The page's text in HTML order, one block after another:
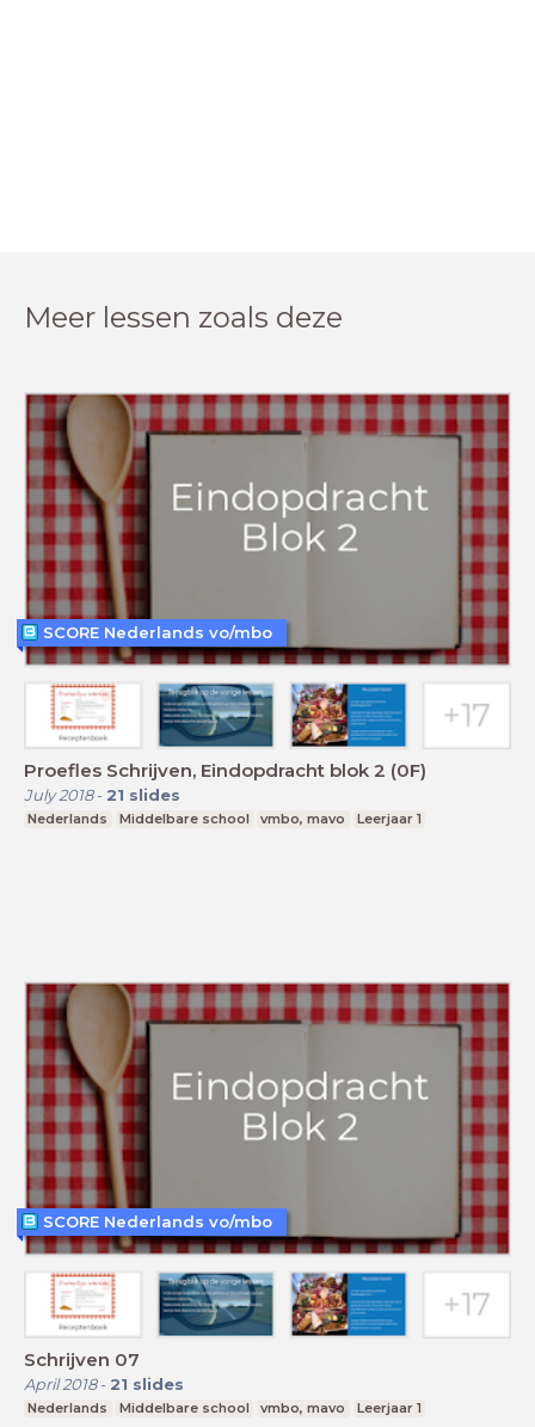
Meer lessen zoals deze
Proefles Schrijven, Eindopdracht blok 2 (0F)
July 2018- 21 slides
Nederlands Middelbare school vmbo, mavo Leerjaar 1
SCORE Nederlands vo/mbo
Schrijven 07
April 2018- 21 slides
Nederlands Middelbare school vmbo, mavo Leerjaar 1
SCORE Nederlands vo/mbo